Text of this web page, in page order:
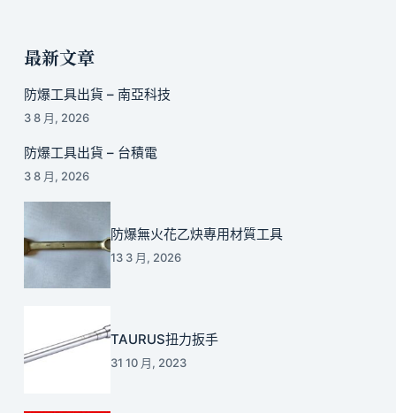
最新文章
防爆工具出貨 – 南亞科技
3 8 月, 2026
防爆工具出貨 – 台積電
3 8 月, 2026
防爆無火花乙炔專用材質工具
13 3 月, 2026
TAURUS扭力扳手
31 10 月, 2023